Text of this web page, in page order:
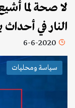
لا صحة لما
النار في أحداث
6-6-2020
سياسة ومحليات